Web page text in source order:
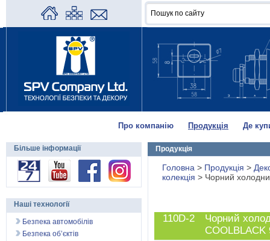
Про компанію Продукція Де
Продукція
Головна > Продукція >
колекція > Чорний
110D-2
Чорний
COOLBLACK
Більше інформації
Наші технології
Безпека автомобілів
Безпека об’єктів